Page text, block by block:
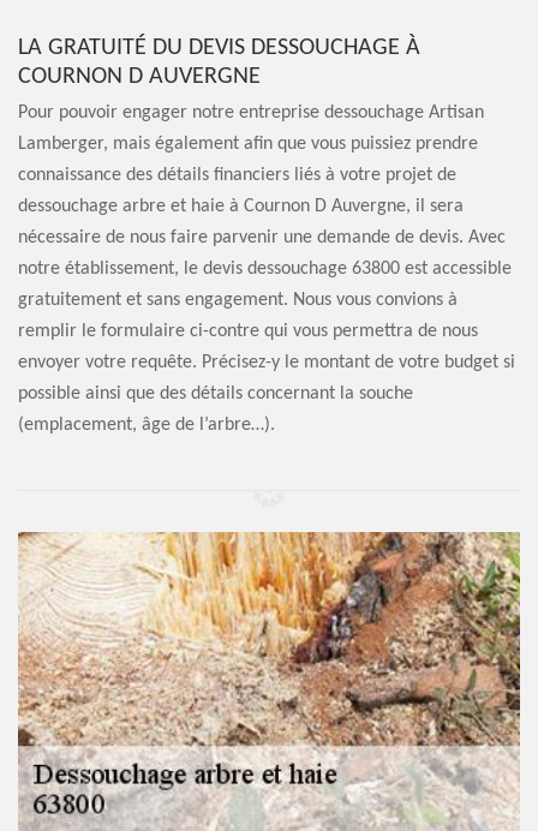
LA GRATUITÉ DU DEVIS DESSOUCHAGE À
COURNON D AUVERGNE
Pour pouvoir engager notre entreprise dessouchage Artisan
Lamberger, mais également afin que vous puissiez prendre
connaissance des détails financiers liés à votre projet de
dessouchage arbre et haie à Cournon D Auvergne, il sera
nécessaire de nous faire parvenir une demande de devis. Avec
notre établissement, le devis dessouchage 63800 est accessible
gratuitement et sans engagement. Nous vous convions à
remplir le formulaire ci-contre qui vous permettra de nous
envoyer votre requête. Précisez-y le montant de votre budget si
possible ainsi que des détails concernant la souche
(emplacement, âge de l’arbre…).